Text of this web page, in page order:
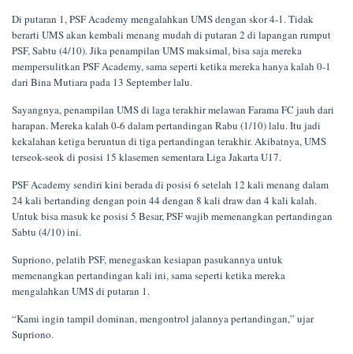
Di putaran 1, PSF Academy mengalahkan UMS dengan skor 4-1. Tidak
berarti UMS akan kembali menang mudah di putaran 2 di lapangan rumput
PSF, Sabtu (4/10). Jika penampilan UMS maksimal, bisa saja mereka
mempersulitkan PSF Academy, sama seperti ketika mereka hanya kalah 0-1
dari Bina Mutiara pada 13 September lalu.
Sayangnya, penampilan UMS di laga terakhir melawan Farama FC jauh dari
harapan. Mereka kalah 0-6 dalam pertandingan Rabu (1/10) lalu. Itu jadi
kekalahan ketiga beruntun di tiga pertandingan terakhir. Akibatnya, UMS
terseok-seok di posisi 15 klasemen sementara Liga Jakarta U17.
PSF Academy sendiri kini berada di posisi 6 setelah 12 kali menang dalam
24 kali bertanding dengan poin 44 dengan 8 kali draw dan 4 kali kalah.
Untuk bisa masuk ke posisi 5 Besar, PSF wajib memenangkan pertandingan
Sabtu (4/10) ini.
Supriono, pelatih PSF, menegaskan kesiapan pasukannya untuk
memenangkan pertandingan kali ini, sama seperti ketika mereka
mengalahkan UMS di putaran 1.
“Kami ingin tampil dominan, mengontrol jalannya pertandingan,” ujar
Supriono.